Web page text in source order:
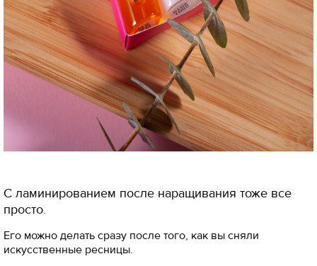
С ламинированием после наращивания тоже все
просто.
Его можно делать сразу после того, как вы сняли
искусственные ресницы.